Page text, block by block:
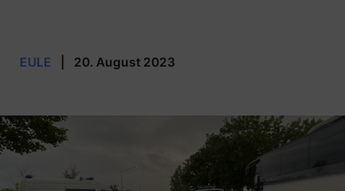
EULE 20. August 2023